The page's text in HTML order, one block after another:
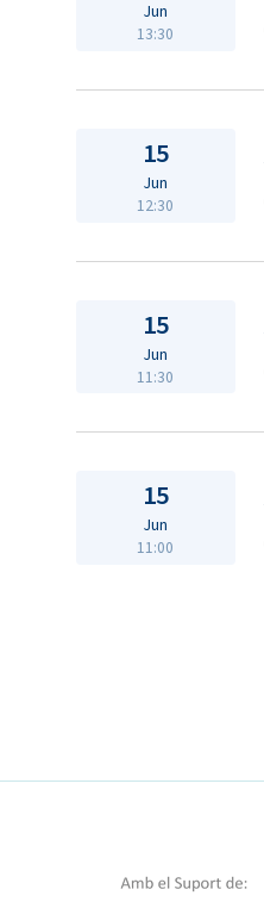
Jun
13:30
15
Jun
12:30
15
Jun
11:30
15
Jun
11:00